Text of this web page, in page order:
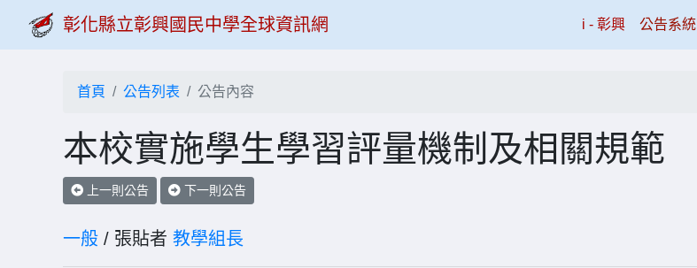
彰化縣立彰興國民中學全球資訊網 i - 彰興(current)
公告系統
首頁 公告列表 公告內容
本校實施學生學習評量機制及相關規範
上一則公告 下一則公告
一般 / 張貼者 教學組長